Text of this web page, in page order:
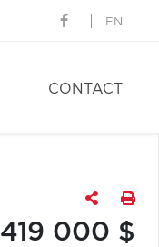
EN
CONTACT
419 000 $